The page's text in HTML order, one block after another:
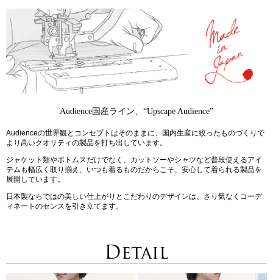
Audience国産ライン、“Upscape Audience”
Audienceの世界観とコンセプトはそのままに、国内生産に絞ったものづくりで
より高いクオリティの製品を打ち出しています。
ジャケット類やボトムスだけでなく、カットソーやシャツなど普段使えるアイ
テムも幅広く取り揃え、いつも着るものだからこそ、安心して着られる製品を
展開しています。
日本製ならではの美しい仕上がりとこだわりのデザインは、さり気なくコーデ
ィネートのセンスを引き立てます。
Detail